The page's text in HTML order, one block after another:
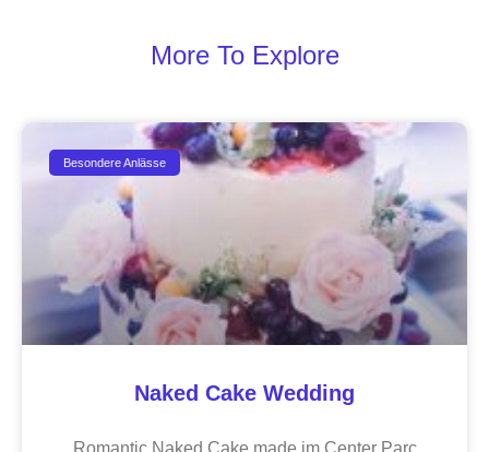
More To Explore
Besondere Anlässe
Naked Cake Wedding